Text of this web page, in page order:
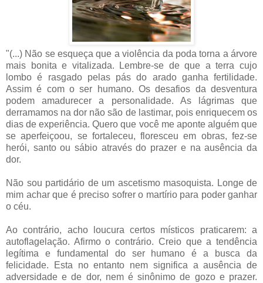
"(...) Não se esqueça que a violência da poda torna a árvore
mais bonita e vitalizada. Lembre-se de que a terra cujo
lombo é rasgado pelas pás do arado ganha fertilidade.
Assim é com o ser humano. Os desafios da desventura
podem amadurecer a personalidade. As lágrimas que
derramamos na dor não são de lastimar, pois enriquecem os
dias de experiência. Quero que você me aponte alguém que
se aperfeiçoou, se fortaleceu, floresceu em obras, fez-se
herói, santo ou sábio através do prazer e na ausência da
dor.
Não sou partidário de um ascetismo masoquista. Longe de
mim achar que é preciso sofrer o martírio para poder ganhar
o céu.
Ao contrário, acho loucura certos místicos praticarem: a
autoflagelação. Afirmo o contrário. Creio que a tendência
legítima e fundamental do ser humano é a busca da
felicidade. Esta no entanto nem significa a ausência de
adversidade e de dor, nem é sinônimo de gozo e prazer.